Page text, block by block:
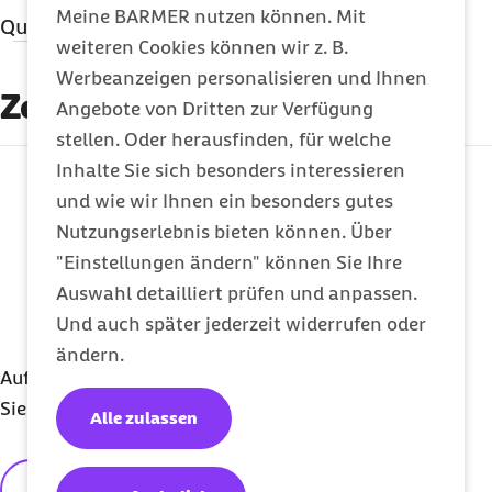
Meine BARMER nutzen können. Mit
weiteren Cookies können wir z. B.
Werbeanzeigen personalisieren und Ihnen
Angebote von Dritten zur Verfügung
stellen. Oder herausfinden, für welche
Inhalte Sie sich besonders interessieren
und wie wir Ihnen ein besonders gutes
Nutzungserlebnis bieten können. Über
"Einstellungen ändern" können Sie Ihre
Auswahl detailliert prüfen und anpassen.
Und auch später jederzeit widerrufen oder
ändern.
Alle zulassen
Quellenangaben
Literatur und weiterführende
Informationen
Ständige Impfkommission (Abruf 14.01.2022):
Auffrischimpfung bei Kindern und
Jugendlichen im Alter von 12-17 Jahren sowie
zur Optimierung der 1-maligen Impfung mit
der COVID-19 Vaccine Janssen
Deutsche Apothekerzeitung (Abruf 13.01.2022):
Gibt es bald die vierte Impfung?
Pharmazeutische Zeitung (Abruf 13.01.2022):
Erste Studie zur vierten Impfdosis und
Zertifizierung
Auf unsere Informationen können Sie sich verlassen.
Sie sind hochwertig und zertifiziert.
externer Link: